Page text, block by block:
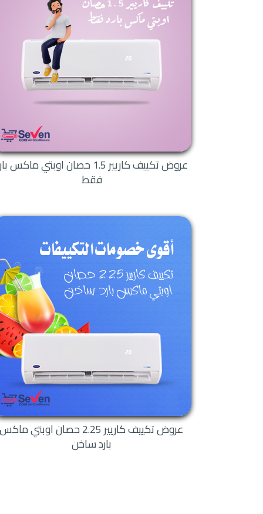
توكيل كاريير
لقد مدتنا شركة كاريير
للعملاء، فلا يمكن شركة
التوكيلات المعتمدة لها
وحلها على الفور.
مميزات
أولاً من أهم فوائد
كما أنه سيقوم
حيرة متواصلة عن
يقدم توكيل كاريير
محافظة.
الاتصال بأقرب وكيل لكم.
مميزات وعيوب تكييف كاريير :
المميزه التى تحتوى على
معنا هتستمتع بجهاز متطور
مميزات
لكى تستطيع اختيار الجهاز
على كل الامكانيات
والاكفئ دائما .
تكييفات كاريير
عندما تحصل على
من الهواء المكيف
عروض تكييف كاريير 1.5 حصان اوبتي ماكس
فقط
عروض تكييف كاريير 2.25 حصان اوبتي ماكس
بارد ساخن